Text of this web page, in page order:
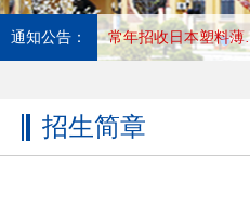
通知公告： 常年招收日本塑料
招生简章